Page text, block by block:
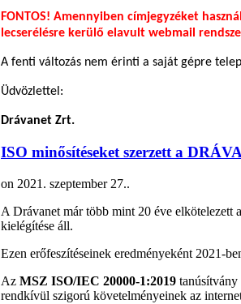
FONTOS! Amennyiben címjegyzéket
lecserélésre kerülő elavult webmail
A fenti változás nem érinti a saját gépre
Üdvözlettel:
Drávanet Zrt.
ISO minősítéseket szerzett a
on 2021. szeptember 27..
A Drávanet már több mint 20 éve elkötelezett
kielégítése áll.
Ezen erőfeszítéseinek eredményeként 2021-
Az MSZ ISO/IEC 20000-1:2019 tanúsítvány
rendkívül szigorú követelményeinek az